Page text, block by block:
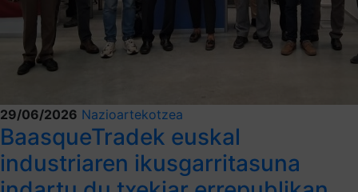
29/06/2026 Nazioartekotzea
BaasqueTradek euskal
industriaren ikusgarritasuna